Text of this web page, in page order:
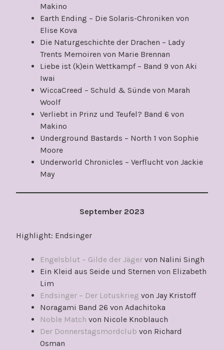
Makino
Earth Ending – Die Solaris-Chroniken von
Elise Kova
Die Naturgeschichte der Drachen – Lady
Trents Memoiren von Marie Brennan
Liebe ist (k)ein Wettkampf – Band 9 von Aki
Iwai
WiccaCreed – Schuld & Sünde von Marah
Woolf
Verliebt in Prinz und Teufel? Band 6 von
Makino
Underground Bastards – North 1 von Sophie
Moore
Underworld Chronicles – Verflucht von Jackie
May
September 2023
Highlight: Endsinger
Engelsblut – Gilde der Jäger von Nalini Singh
Ein Kleid aus Seide und Sternen von Elizabeth
Lim
Endsinger – Der Lotuskrieg von Jay Kristoff
Noragami Band 26 von Adachitoka
Noble Match von Nicole Knoblauch
Der Donnerstagsmordclub von Richard
Osman